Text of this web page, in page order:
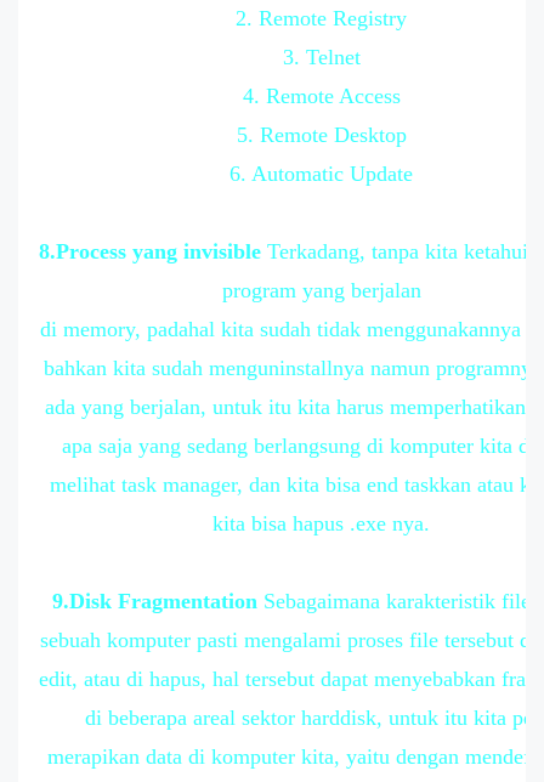
2. Remote Registry
3. Telnet
4. Remote Access
5. Remote Desktop
6. Automatic Update
8.Process yang invisible Terkadang, tanpa kita ketahui
program yang berjalan
di memory, padahal kita sudah tidak menggunakannya
bahkan kita sudah menguninstallnya namun
ada yang berjalan, untuk itu kita harus memperhatikan
apa saja yang sedang berlangsung di komputer kita
melihat task manager, dan kita bisa end taskkan atau
kita bisa hapus .exe nya.
9.Disk Fragmentation Sebagaimana karakteristik file
sebuah komputer pasti mengalami proses file tersebut di
edit, atau di hapus, hal tersebut dapat menyebabkan
di beberapa areal sektor harddisk, untuk itu kita
merapikan data di komputer kita, yaitu dengan